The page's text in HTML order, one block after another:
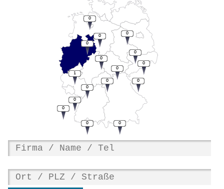
0
0
1
0
0
0
0
0
0
0
0
0
0
0
0
0